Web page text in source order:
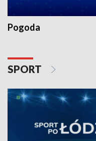
Pogoda
SPORT